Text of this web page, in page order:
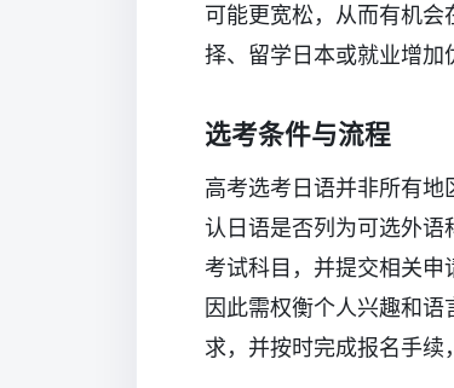
可能更宽松，从而有机
择、留学日本或就业增加
选考条件与流程
高考选考日语并非所有
认日语是否列为可选外
考试科目，并提交相关申
因此需权衡个人兴趣和
求，并按时完成报名手续